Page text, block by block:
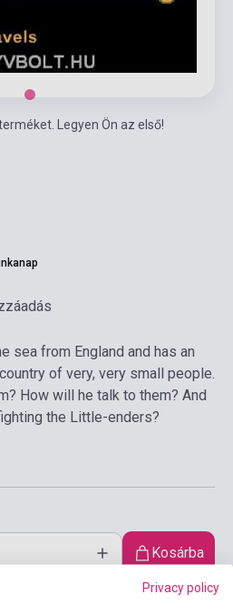
Legyen Ön az első!
sea from England and has an
of very, very small people.
How will he talk to them? And
the Little-enders?
Kosárba
Privacy policy